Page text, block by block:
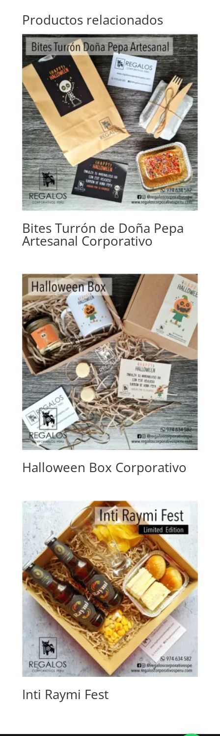
Productos relacionados
Bites Turrón de Doña Pepa
Artesanal Corporativo
Halloween Box Corporativo
Inti Raymi Fest